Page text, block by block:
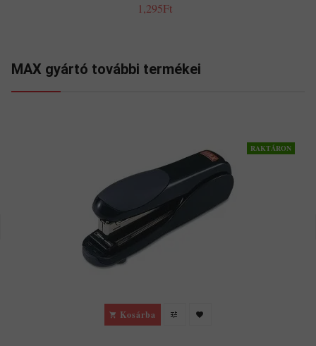
1,295Ft
MAX gyártó további termékei
RAKTÁRON
Kosárba